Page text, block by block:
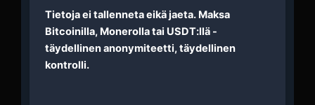
Tietoja ei tallenneta eikä jaeta. Maksa
Bitcoinilla, Monerolla tai USDT:llä -
täydellinen anonymiteetti, täydellinen
kontrolli.